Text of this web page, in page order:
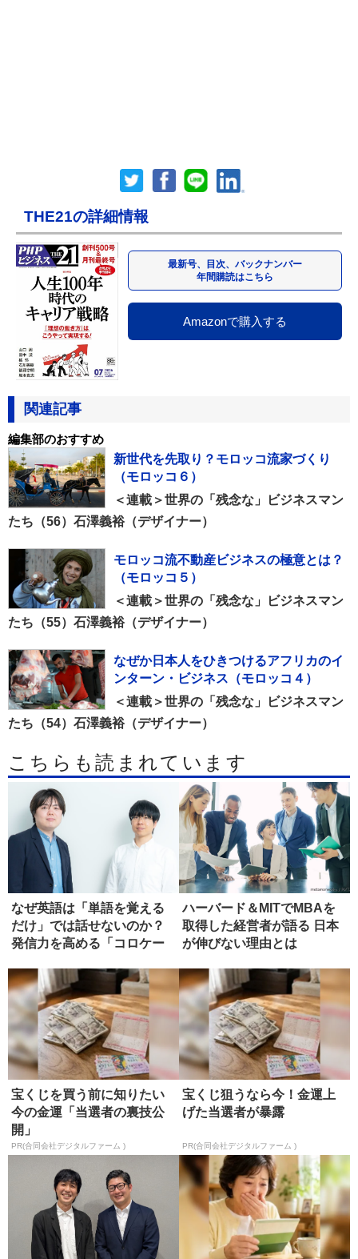
THE21の詳細情報
最新号、目次、バックナンバー
年間購読はこちら
Amazonで購入する
関連記事
編集部のおすすめ
新世代を先取り？モロッコ流家づくり
（モロッコ６）
＜連載＞世界の「残念な」ビジネスマン
たち（56）石澤義裕（デザイナー）
モロッコ流不動産ビジネスの極意とは？
（モロッコ５）
＜連載＞世界の「残念な」ビジネスマン
たち（55）石澤義裕（デザイナー）
なぜか日本人をひきつけるアフリカのイ
ンターン・ビジネス（モロッコ４）
＜連載＞世界の「残念な」ビジネスマン
たち（54）石澤義裕（デザイナー）
こちらも読まれています
なぜ英語は「単語を覚える
だけ」では話せないのか？
発信力を高める「コロケー
ハーバード＆MITでMBAを
取得した経営者が語る 日本
が伸びない理由とは
宝くじを買う前に知りたい
今の金運「当選者の裏技公
開」
PR(合同会社デジタルファーム )
宝くじ狙うなら今！金運上
げた当選者が暴露
PR(合同会社デジタルファーム )